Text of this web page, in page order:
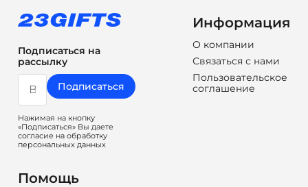
Подписаться на
рассылку
Подписаться
Нажимая на кнопку
«Подписаться» Вы даете
согласие на обработку
персональных данных
Информация
О компании
Связаться с нами
Пользовательское
соглашение
Помощь